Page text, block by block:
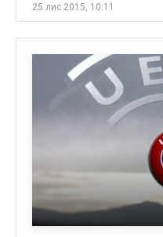
25 лис 2015, 10:11